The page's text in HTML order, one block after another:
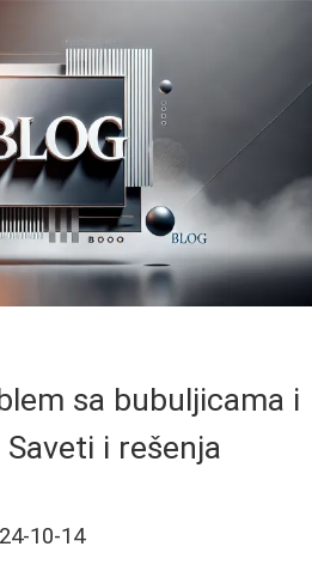
sa bubuljicama i
i rešenja
10-14